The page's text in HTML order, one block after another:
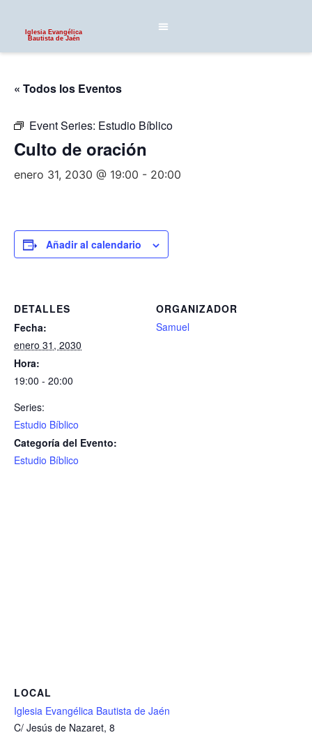
Iglesia Evangélica
Bautista de Jaén
« Todos los Eventos
Event Series: Estudio Bíblico
Culto de oración
enero 31, 2030 @ 19:00 - 20:00
Añadir al calendario
DETALLES
Fecha:
enero 31, 2030
Hora:
19:00 - 20:00
Series:
Estudio Bíblico
Categoría del Evento:
Estudio Bíblico
ORGANIZADOR
Samuel
LOCAL
Iglesia Evangélica Bautista de Jaén
C/ Jesús de Nazaret, 8